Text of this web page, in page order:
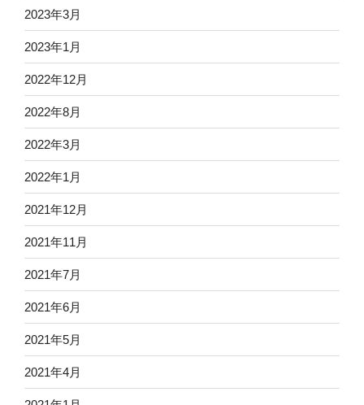
2023年3月
2023年1月
2022年12月
2022年8月
2022年3月
2022年1月
2021年12月
2021年11月
2021年7月
2021年6月
2021年5月
2021年4月